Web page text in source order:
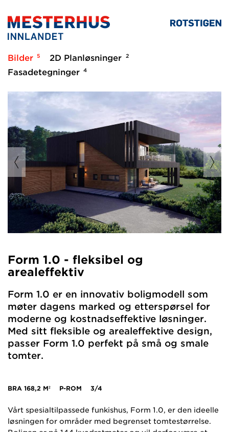
Bilder 5 2D Planløsninger 2
Fasadetegninger 4
Form 1.0 - fleksibel og
arealeffektiv
Form 1.0 er en innovativ boligmodell som
møter dagens marked og etterspørsel for
moderne og kostnadseffektive løsninger.
Med sitt fleksible og arealeffektive design,
passer Form 1.0 perfekt på små og smale
tomter.
BRA 168,2 M² P-ROM 3/4
Vårt spesialtilpassede funkishus, Form 1.0, er den ideelle
løsningen for områder med begrenset tomtestørrelse.